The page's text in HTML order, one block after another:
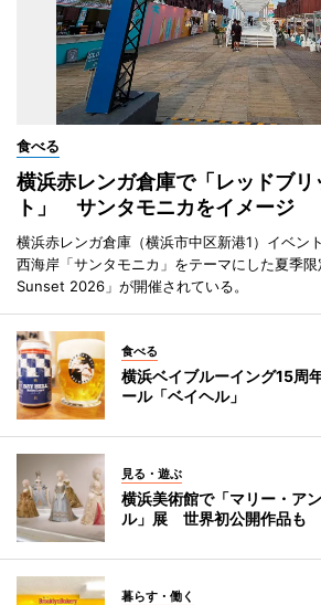
食べる
横浜赤レンガ倉庫で「レッドブリ
ト」 サンタモニカをイメージ
横浜赤レンガ倉庫（横浜市中区新港1）イベン
西海岸「サンタモニカ」をテーマにした夏季
Sunset 2026」が開催されている。
食べる
横浜ベイブルーイング15
ール「ベイヘル」
見る・遊ぶ
横浜美術館で「マリー・ア
ル」展 世界初公開作品も
暮らす・働く